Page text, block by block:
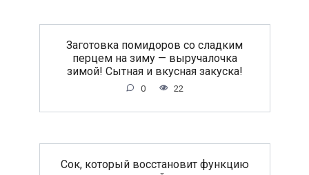
Заготовка помидоров со сладким
перцем на зиму — выручалочка
зимой! Сытная и вкусная закуска!
0 22
Сок, который восстановит функцию